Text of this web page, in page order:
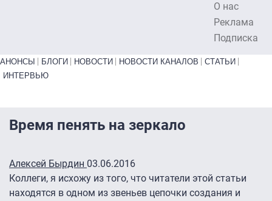
О нас
Реклама
Подписка
Primary links bottom
АНОНСЫ БЛОГИ НОВОСТИ НОВОСТИ КАНАЛОВ
СТАТЬИ
ИНТЕРВЬЮ
Время пенять на зеркало
Алексей Бырдин 03.06.2016
Коллеги, я исхожу из того, что читатели этой статьи
находятся в одном из звеньев цепочки создания и